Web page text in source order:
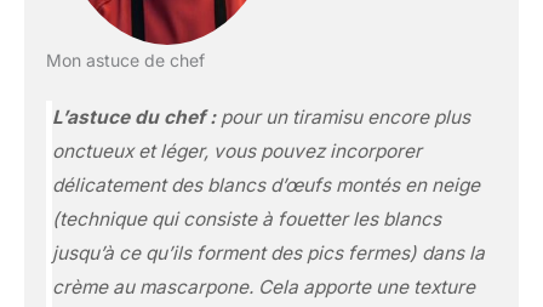
Mon astuce de chef
L’astuce du chef :pour un tiramisu encore plus
onctueux et léger, vous pouvez incorporer
délicatement des blancs d’œufs montés en neige
(technique qui consiste à fouetter les blancs
jusqu’à ce qu’ils forment des pics fermes)dans la
crème au mascarpone. Cela apporte une texture